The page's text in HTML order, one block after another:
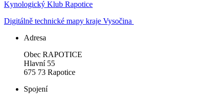
Kynologický Klub Rapotice
Digitálně technické mapy kraje Vysočina
Adresa
Obec RAPOTICE
Hlavní 55
675 73 Rapotice
Spojení